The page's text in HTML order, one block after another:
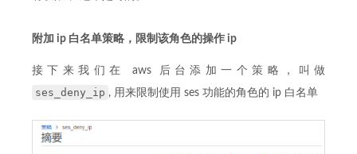
附加 ip 白名单策略，限制该角色的操作 ip
接下来我们在 aws 后台添加一个策略，叫做
ses_deny_ip , 用来限制使用 ses 功能的角色的 ip 白名单